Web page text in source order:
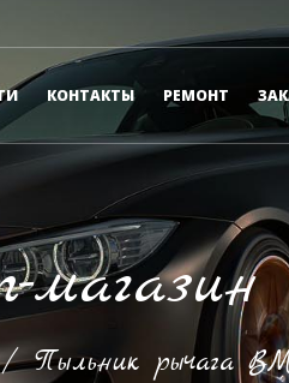
КОНТАКТЫ РЕМОНТ
/Пыльник рычага